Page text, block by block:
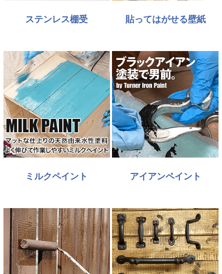
ステンレス棚受 貼ってはがせる壁紙
ミルクペイント アイアンペイント